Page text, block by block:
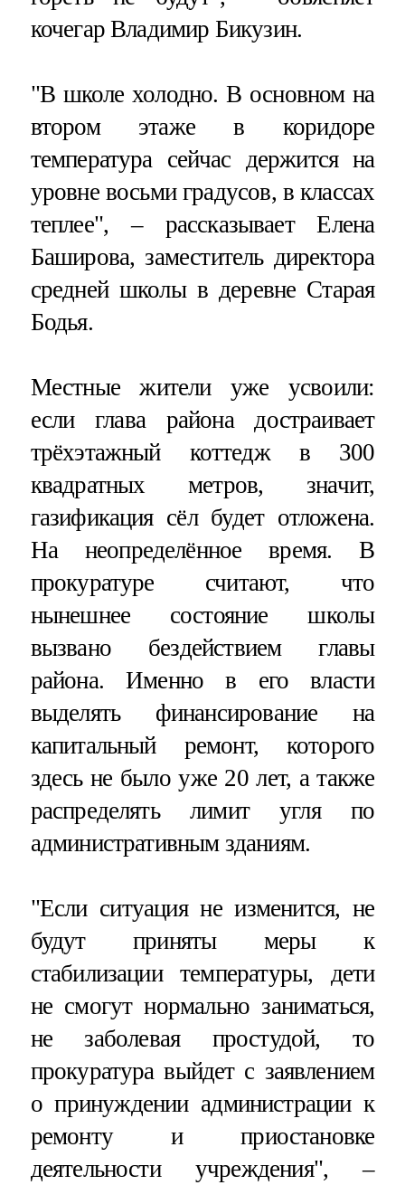
кочегар Владимир Бикузин.
"В школе холодно. В основном на
втором этаже в коридоре
температура сейчас держится на
уровне восьми градусов, в классах
теплее", – рассказывает Елена
Баширова, заместитель директора
средней школы в деревне Старая
Бодья.
Местные жители уже усвоили:
если глава района достраивает
трёхэтажный коттедж в 300
квадратных метров, значит,
газификация сёл будет отложена.
На неопределённое время. В
прокуратуре считают, что
нынешнее состояние школы
вызвано бездействием главы
района. Именно в его власти
выделять финансирование на
капитальный ремонт, которого
здесь не было уже 20 лет, а также
распределять лимит угля по
административным зданиям.
"Если ситуация не изменится, не
будут приняты меры к
стабилизации температуры, дети
не смогут нормально заниматься,
не заболевая простудой, то
прокуратура выйдет с заявлением
о принуждении администрации к
ремонту и приостановке
деятельности учреждения", –